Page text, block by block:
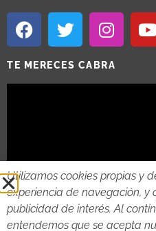
TE MERECES CABRA
Utilizamos cookies propias y
experiencia de navegación, y
publicidad de interés. Al
entendemos que se acepta